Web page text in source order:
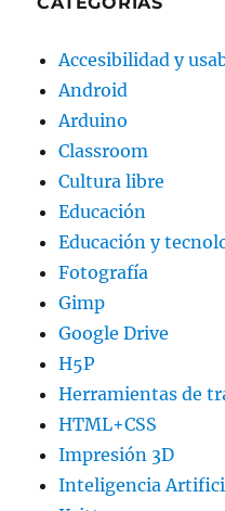
Accesibilidad y
Android
Arduino
Classroom
Cultura libre
Educación
Educación y
Fotografía
Gimp
Google Drive
H5P
Herramientas de
HTML+CSS
Impresión 3D
Inteligencia